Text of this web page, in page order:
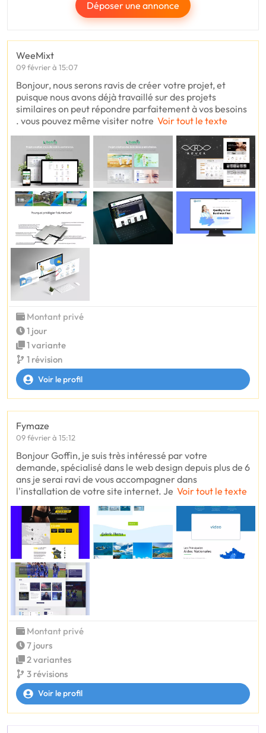
Déposer une annonce
WeeMixt
09 février à 15:07
Bonjour, nous serons ravis de créer votre projet, et
puisque nous avons déjà travaillé sur des projets
similaires on peut répondre parfaitement à vos besoins
. vous pouvez même visiter notre Voir tout le texte
Montant privé
1 jour
1 variante
1 révision
Voir le profil
Fymaze
09 février à 15:12
Bonjour Goffin, je suis très intéressé par votre
demande, spécialisé dans le web design depuis plus de 6
ans je serai ravi de vous accompagner dans
l'installation de votre site internet. Je Voir tout le texte
Montant privé
7 jours
2 variantes
3 révisions
Voir le profil